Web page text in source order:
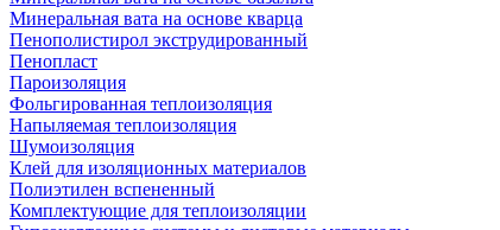
Минеральная вата на основе кварца
Пенополистирол экструдированный
Пенопласт
Пароизоляция
Фольгированная теплоизоляция
Напыляемая теплоизоляция
Шумоизоляция
Клей для изоляционных материалов
Полиэтилен вспененный
Комплектующие для теплоизоляции